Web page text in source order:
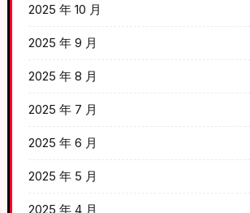
2025 年 10 月
2025 年 9 月
2025 年 8 月
2025 年 7 月
2025 年 6 月
2025 年 5 月
2025 年 4 月